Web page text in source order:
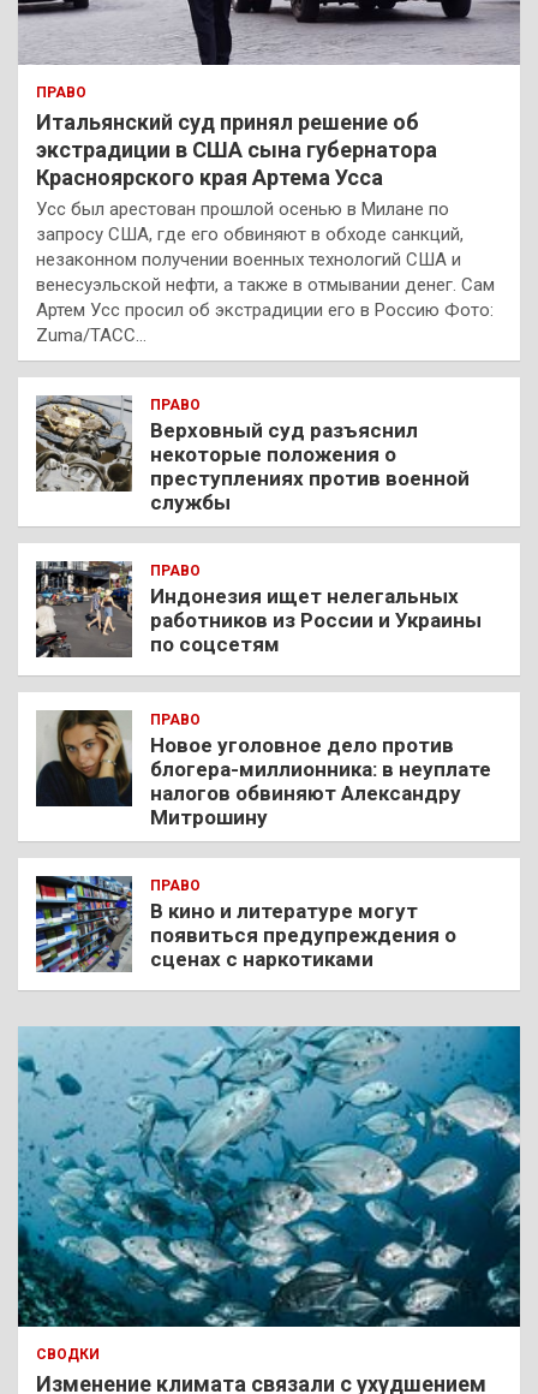
ПРАВО
Итальянский суд принял решение об
экстрадиции в США сына губернатора
Красноярского края Артема Усса
Усс был арестован прошлой осенью в Милане по
запросу США, где его обвиняют в обходе санкций,
незаконном получении военных технологий США и
венесуэльской нефти, а также в отмывании денег. Сам
Артем Усс просил об экстрадиции его в Россию Фото:
Zuma/ТАСС…
ПРАВО
Верховный суд разъяснил
некоторые положения о
преступлениях против военной
службы
ПРАВО
Индонезия ищет нелегальных
работников из России и Украины
по соцсетям
ПРАВО
Новое уголовное дело против
блогера-миллионника: в неуплате
налогов обвиняют Александру
Митрошину
ПРАВО
В кино и литературе могут
появиться предупреждения о
сценах с наркотиками
СВОДКИ
Изменение климата связали с ухудшением